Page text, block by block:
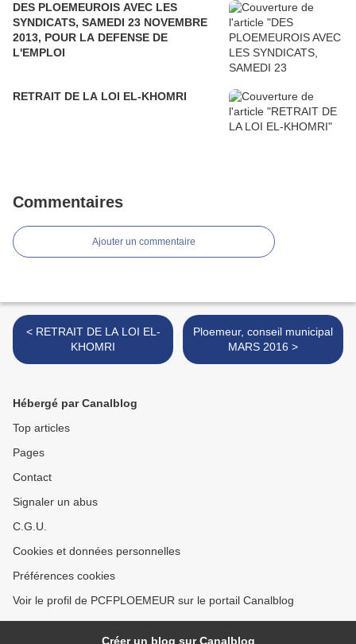
DES PLOEMEUROIS AVEC LES
SYNDICATS, SAMEDI 23 NOVEMBRE
2013, POUR LA DEFENSE DE
L'EMPLOI
RETRAIT DE LA LOI EL-KHOMRI
Commentaires
Ajouter un commentaire
< RETRAIT DE LA LOI EL-
KHOMRI
Ploemeur, conseil municipal
MARS 2016 >
Hébergé par Canalblog
Top articles
Pages
Contact
Signaler un abus
C.G.U.
Cookies et données personnelles
Préférences cookies
Voir le profil de PCFPLOEMEUR sur le portail Canalblog
Créer un blog sur Canalblog